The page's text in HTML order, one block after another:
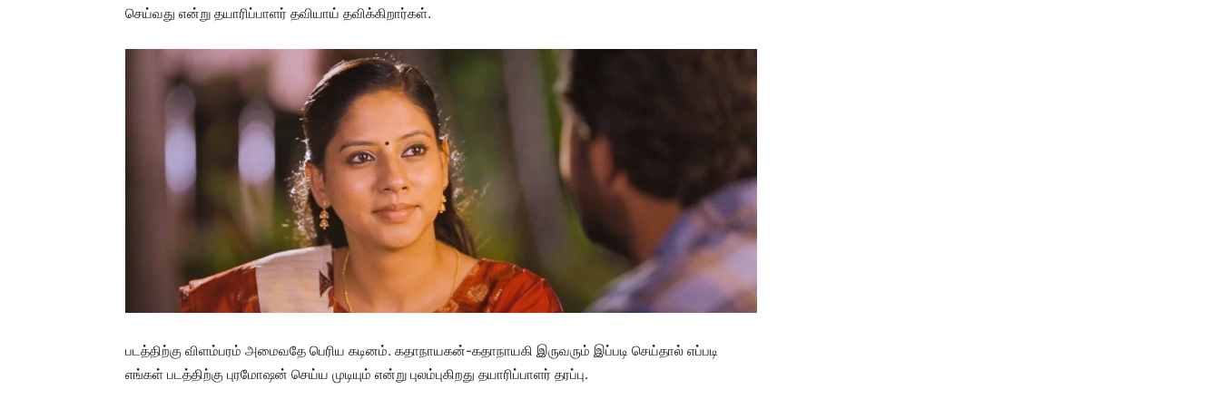
செய்வது என்று தயாரிப்பாளர் தவியாய் தவிக்கிறார்கள்.
படத்திற்கு விளம்பரம் அமைவதே பெரிய கடினம். கதாநாயகன்-கதாநாயகி இருவரும் இப்படி செய்தால் எப்படி
எங்கள் படத்திற்கு புரமோஷன் செய்ய முடியும் என்று புலம்புகிறது தயாரிப்பாளர் தரப்பு.